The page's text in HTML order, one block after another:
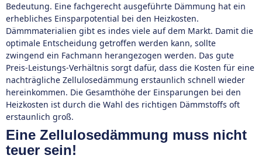
Bedeutung. Eine fachgerecht ausgeführte Dämmung hat ein
erhebliches Einsparpotential bei den Heizkosten.
Dämmmaterialien gibt es indes viele auf dem Markt. Damit die
optimale Entscheidung getroffen werden kann, sollte
zwingend ein Fachmann herangezogen werden. Das gute
Preis-Leistungs-Verhältnis sorgt dafür, dass die Kosten für eine
nachträgliche Zellulosedämmung erstaunlich schnell wieder
hereinkommen. Die Gesamthöhe der Einsparungen bei den
Heizkosten ist durch die Wahl des richtigen Dämmstoffs oft
erstaunlich groß.
Eine Zellulosedämmung muss nicht
teuer sein!